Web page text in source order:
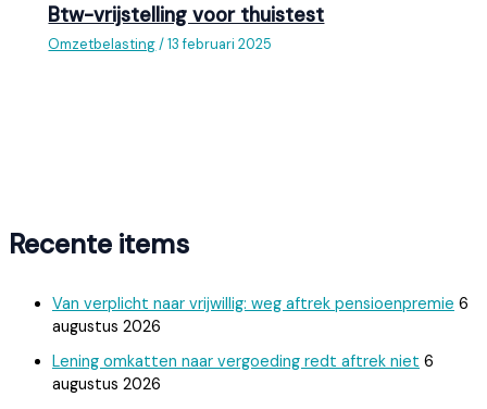
Recente items
Van verplicht naar vrijwillig: weg aftrek pensioenpremie 6
augustus 2026
Lening omkatten naar vergoeding redt aftrek niet 6
augustus 2026
Btw-vrijstelling voor thuistest
Omzetbelasting/13 februari 2025